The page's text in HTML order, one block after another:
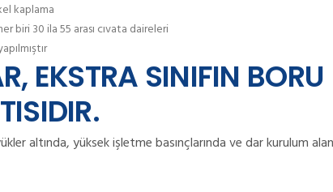
kaplama
biri 30 ila 55 arası cıvata daireleri
EKSTRA SINIFIN BORU
altında, yüksek işletme basınçlarında ve dar kurulum